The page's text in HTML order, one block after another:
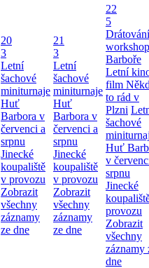
20
3
Letní
šachové
miniturnaje
Huť
Barbora v
červenci a
srpnu
Jinecké
koupaliště
v provozu
Zobrazit
všechny
záznamy
ze dne
21
3
Letní
šachové
miniturnaje
Huť
Barbora v
červenci a
srpnu
Jinecké
koupaliště
v provozu
Zobrazit
všechny
záznamy
ze dne
22
5
Barboře
Letní
film
to rád v
Plzni
šachové
Huť
v
srpnu
Jinecké
provozu
Zobrazit
všechny
záznamy
dne